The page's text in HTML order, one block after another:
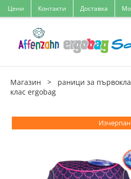
Skip
to
Цени Контакти Доставка
Магазин > раници за
клас ergobag
Изчерпан